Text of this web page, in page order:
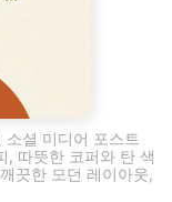
셜 미디어 포스트
, 따뜻한 코퍼와 탄 색
끗한 모던 레이아웃,